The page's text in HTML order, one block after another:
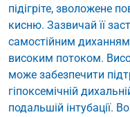
підігріте, зволожене
кисню. Зазвичай її
самостійним
високим потоком.
може забезпечити
гіпоксемічній
подальшій інтубації.